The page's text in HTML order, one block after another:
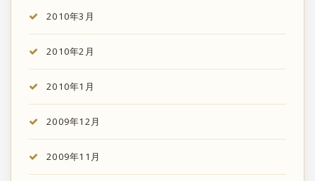
2010年3月
2010年2月
2010年1月
2009年12月
2009年11月